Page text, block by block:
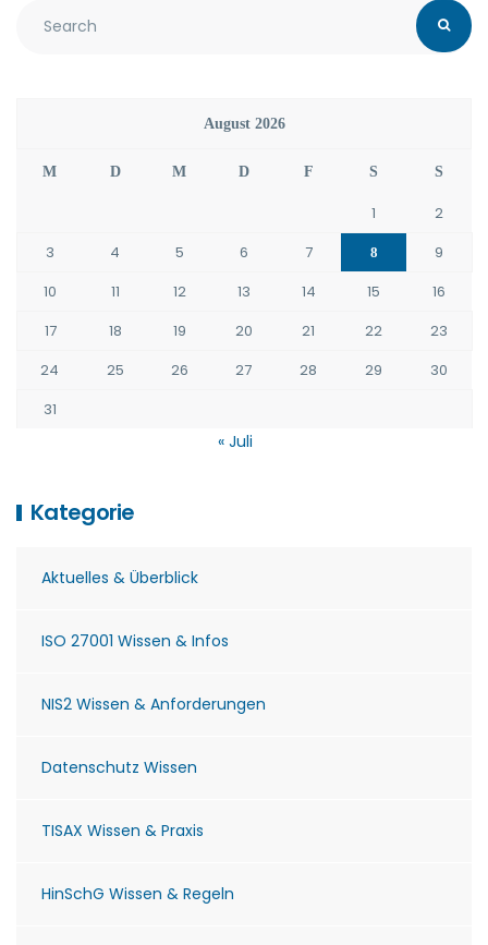
August 2026
M D M D F S S
1
2
3
4 5 6 7 8
9
10
11 12 13 14 15
16
17
18 19 20 21 22
23
24
25 26 27 28 29
30
31
« Juli
Kategorie
Aktuelles & Überblick
ISO 27001 Wissen & Infos
NIS2 Wissen & Anforderungen
Datenschutz Wissen
TISAX Wissen & Praxis
HinSchG Wissen & Regeln